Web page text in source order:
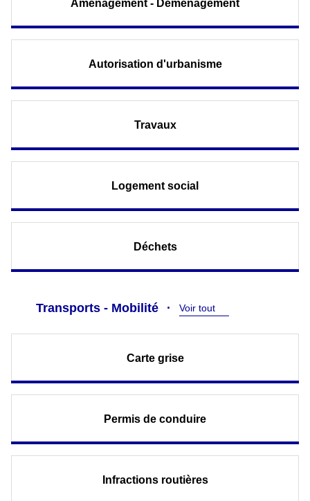
Aménagement - Déménagement
Autorisation d'urbanisme
Travaux
Logement social
Déchets
Transports - Mobilité Voir tout
Carte grise
Permis de conduire
Infractions routières